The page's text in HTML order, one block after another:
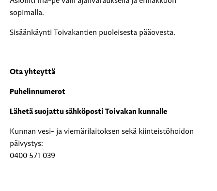
sopimalla.
Sisäänkäynti Toivakantien puoleisesta pääovesta.
Ota yhteyttä
Puhelinnumerot
Lähetä suojattu sähköposti Toivakan kunnalle
Kunnan vesi- ja viemärilaitoksen sekä kiinteistöhoidon
päivystys:
0400 571 039